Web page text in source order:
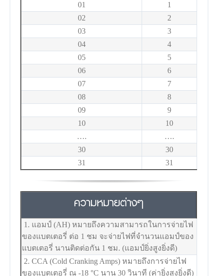
01
1
02
2
03
3
04
4
05
5
06
6
07
7
08
8
09
9
10
10
….
….
30
30
31
31
ความหมายต่างๆ
1. แอมป์ (AH) หมายถึงความสามารถในการจ่ายไฟ
ของแบตเตอรี่ ต่อ 1 ชม จะจ่ายไฟที่จำนวนแอมป์ของ
แบตเตอรี่ นานติดต่อกัน 1 ชม. (แอมป์ยิ่งสูงยิ่งดี)
2. CCA (Cold Cranking Amps) หมายถึงการจ่ายไฟ
ของแบตเตอรี่ ณ -18 °C นาน 30 วินาที (ค่ายิ่งสูงยิ่งดี)